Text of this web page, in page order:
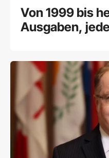
Von 1999 bis
Ausgaben,